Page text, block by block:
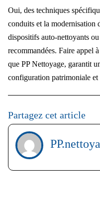
Oui, des techniques
conduits et la modernisation
dispositifs auto-nettoyants
recommandées. Faire appel
que PP Nettoyage, garantit
configuration patrimoniale
Partagez cet article